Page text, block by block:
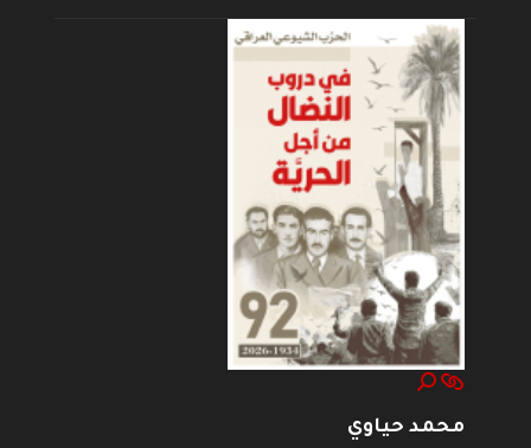
محمد حياوي